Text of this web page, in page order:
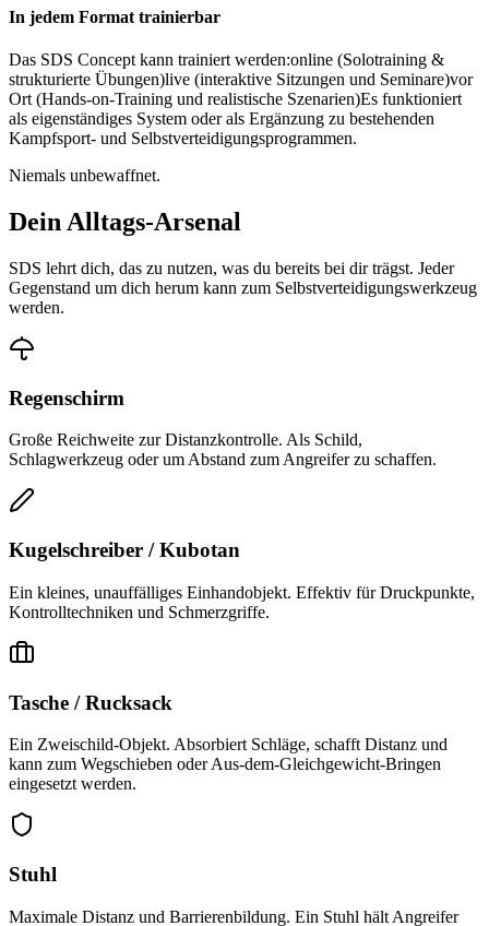
In jedem Format trainierbar
Das SDS Concept kann trainiert werden:online (Solotraining &
strukturierte Übungen)live (interaktive Sitzungen und Seminare)vor
Ort (Hands-on-Training und realistische Szenarien)Es funktioniert
als eigenständiges System oder als Ergänzung zu bestehenden
Kampfsport- und Selbstverteidigungsprogrammen.
Niemals unbewaffnet.
Dein Alltags-Arsenal
SDS lehrt dich, das zu nutzen, was du bereits bei dir trägst. Jeder
Gegenstand um dich herum kann zum Selbstverteidigungswerkzeug
werden.
Regenschirm
Große Reichweite zur Distanzkontrolle. Als Schild,
Schlagwerkzeug oder um Abstand zum Angreifer zu schaffen.
Kugelschreiber / Kubotan
Ein kleines, unauffälliges Einhandobjekt. Effektiv für Druckpunkte,
Kontrolltechniken und Schmerzgriffe.
Tasche / Rucksack
Ein Zweischild-Objekt. Absorbiert Schläge, schafft Distanz und
kann zum Wegschieben oder Aus-dem-Gleichgewicht-Bringen
eingesetzt werden.
Stuhl
Maximale Distanz und Barrierenbildung. Ein Stuhl hält Angreifer